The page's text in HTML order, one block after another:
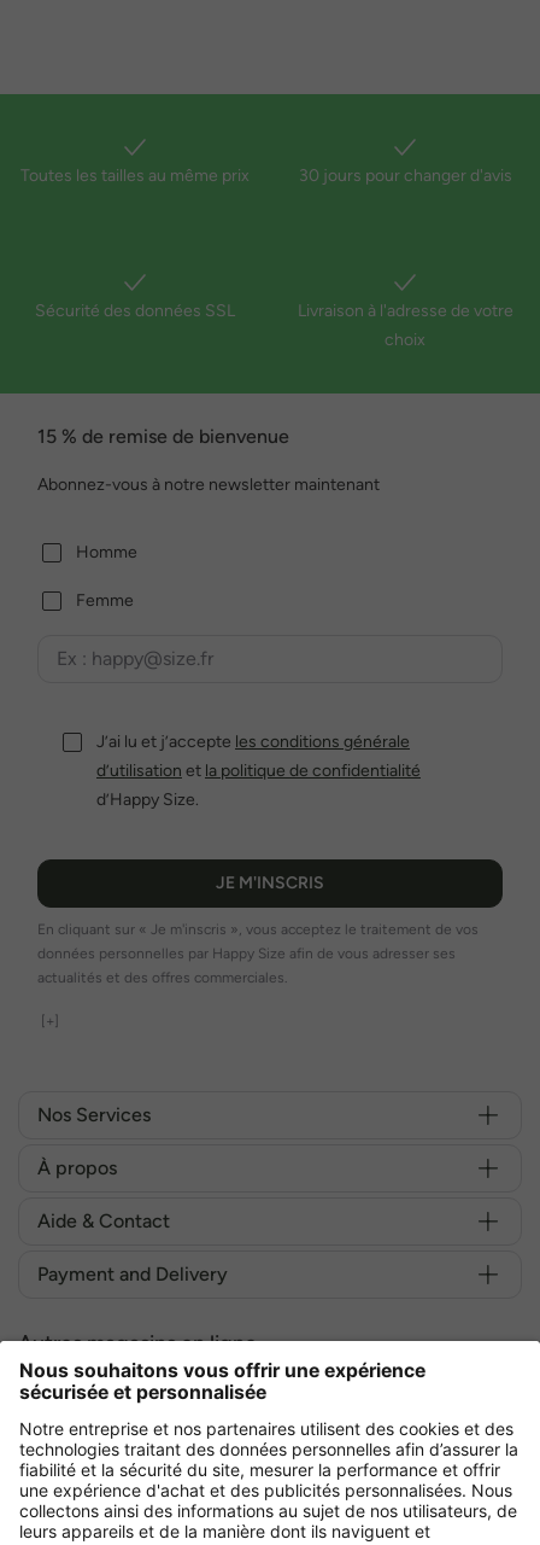
Toutes les tailles au même prix 30 jours pour changer d'avis
Sécurité des données SSL
Livraison à l'adresse de votre
choix
15 % de remise de bienvenue
Abonnez-vous à notre newsletter maintenant
Homme
Femme
J’ai lu et j’accepte les conditions générale
d’utilisation et la politique de confidentialité
d’Happy Size.
JE M'INSCRIS
En cliquant sur « Je m'inscris », vous acceptez le traitement de vos
données personnelles par Happy Size afin de vous adresser ses
actualités et des offres commerciales.
[+]
Nos Services
À propos
Aide & Contact
Payment and Delivery
Autres magasins en ligne
France
Achetez en toute sécurité avec :